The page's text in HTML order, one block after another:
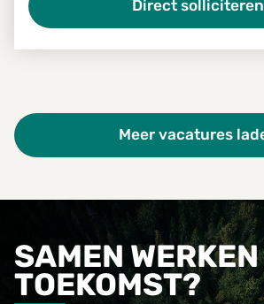
Direct solliciteren
Meer vacatures
SAMEN
TOEKOMST?